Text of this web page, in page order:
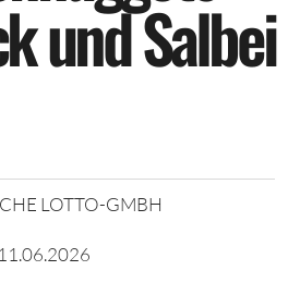
kundSalbei
LOTTO-GMBH
11.06.2026